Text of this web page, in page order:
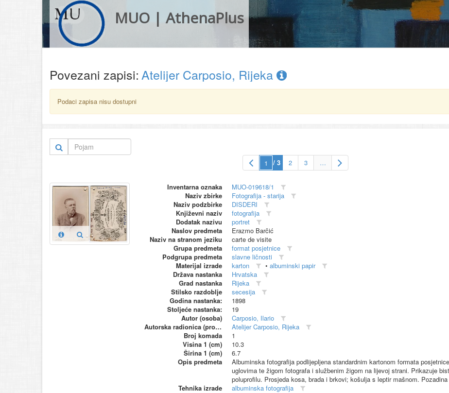
MUO | AthenaPlus
Povezani zapisi: Atelijer Carposio, Rijeka
Podaci zapisa nisu dostupni
/ 3 2 3 …
Inventarna oznaka
MUO-019618/1
Naziv zbirke
Fotografija - starija
Naziv podzbirke
DISDERI
Književni naziv
fotografija
Dodatak nazivu
portret
Naslov predmeta
Erazmo Barčić
Naziv na stranom jeziku
carte de visite
Grupa predmeta
format posjetnice
Podgrupa predmeta
slavne ličnosti
Materijal izrade
karton • albuminski papir
Država nastanka
Hrvatska
Grad nastanka
Rijeka
Stilsko razdoblje
secesija
Godina nastanka:
1898
Stoljeće nastanka:
19
Autor (osoba)
Carposio, Ilario
Autorska radionica (proizvođač)
Atelijer Carposio, Rijeka
Broj komada
1
Visina 1 (cm)
10.3
Širina 1 (cm)
6.7
Opis predmeta
Albuminska fotografija podlijepljena standardnim kartonom formata
uglovima te žigom fotografa i službenim žigom na lijevoj strani. Prikazuje
poluprofilu. Prosjeda kosa, brada i brkovi; košulja s leptir mašnom.
Tehnika izrade
albuminska fotografija